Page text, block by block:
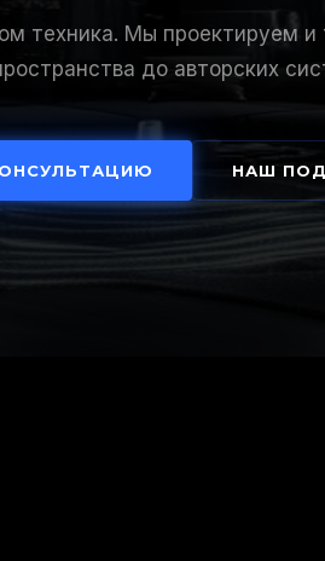
техника. Мы проектируем
до авторских
НАШ